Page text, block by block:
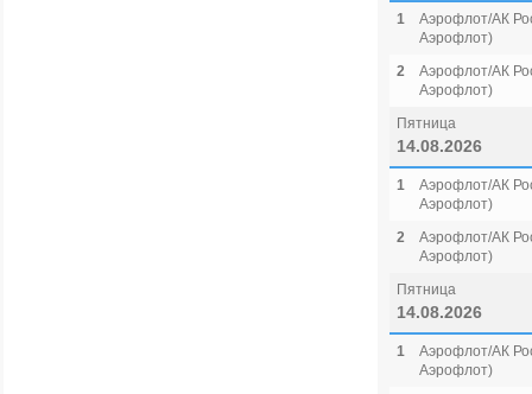
1
Аэрофлот/АК
Аэрофлот)
2
Аэрофлот/АК
Аэрофлот)
Пятница
14.08.2026
1
Аэрофлот/АК
Аэрофлот)
2
Аэрофлот/АК
Аэрофлот)
Пятница
14.08.2026
1
Аэрофлот/АК
Аэрофлот)